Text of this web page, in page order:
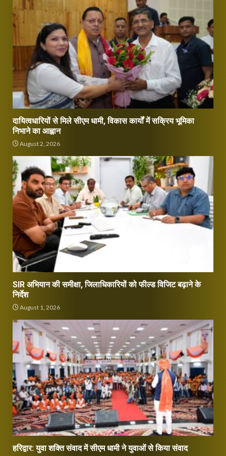
दायित्वधारियों से मिले सीएम धामी, विकास कार्यों में सक्रिय भूमिका
निभाने का आह्वान
August 2, 2026
SIR अभियान की समीक्षा, जिलाधिकारियों को फील्ड विजिट बढ़ाने के
निर्देश
August 1, 2026
हरिद्वार: युवा शक्ति संवाद में सीएम धामी ने युवाओं से किया संवाद